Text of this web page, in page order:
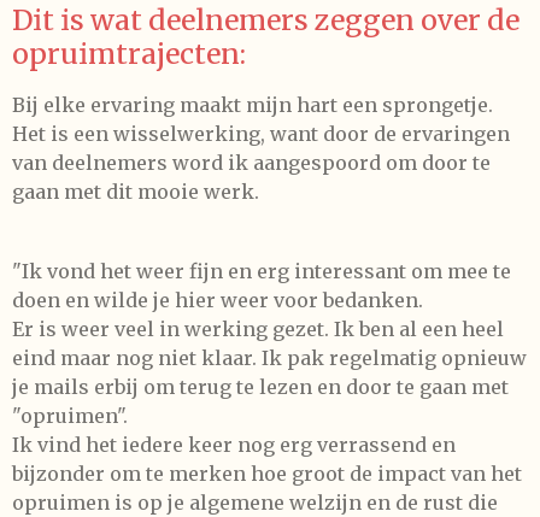
Dit is wat deelnemers zeggen over de
opruimtrajecten:
Bij elke ervaring maakt mijn hart een sprongetje.
Het is een wisselwerking, want door de ervaringen
van deelnemers word ik aangespoord om door te
gaan met dit mooie werk.
"Ik vond het weer fijn en erg interessant om mee te
doen en wilde je hier weer voor bedanken.
Er is weer veel in werking gezet. Ik ben al een heel
eind maar nog niet klaar. Ik pak regelmatig opnieuw
je mails erbij om terug te lezen en door te gaan met
"opruimen".
Ik vind het iedere keer nog erg verrassend en
bijzonder om te merken hoe groot de impact van het
opruimen is op je algemene welzijn en de rust die